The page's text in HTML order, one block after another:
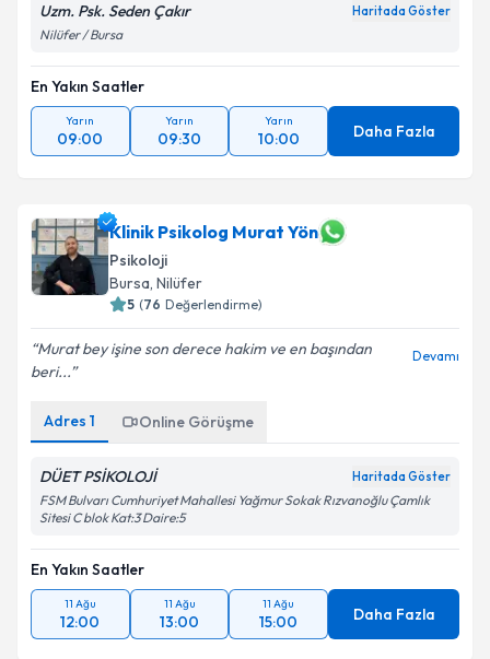
Uzm. Psk. Seden Çakır Haritada Göster
Nilüfer / Bursa
En Yakın Saatler
Yarın
09:00
Yarın
09:30
Yarın
10:00 Daha Fazla
Klinik Psikolog Murat Yön
Psikoloji
Bursa, Nilüfer
5 (76 Değerlendirme)
Murat bey işine son derece hakim ve en başından
beri...
Devamı
Adres 1 Online Görüşme
DÜET PSİKOLOJİ Haritada Göster
FSM Bulvarı Cumhuriyet Mahallesi Yağmur Sokak Rızvanoğlu Çamlık
Sitesi C blok Kat:3 Daire:5
En Yakın Saatler
11 Ağu
12:00
11 Ağu
13:00
11 Ağu
15:00 Daha Fazla